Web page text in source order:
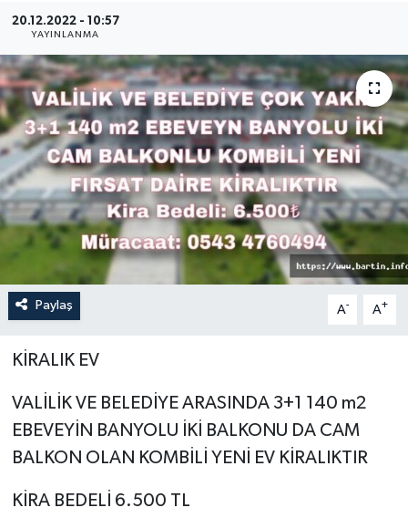
20.12.2022 - 10:57
YAYINLANMA
Paylaş A- A+
KİRALIK EV
VALİLİK VE BELEDİYE ARASINDA 3+1 140 m2
EBEVEYİN BANYOLU İKİ BALKONU DA CAM
BALKON OLAN KOMBİLİ YENİ EV KİRALIKTIR
KİRA BEDELİ 6.500 TL
Medya
Sağlık
Sinema
Sivil Toplum
Siyaset
Spor
Tarım
Turizm
Yaşam
Yerel Yönetimler
DÜNYA